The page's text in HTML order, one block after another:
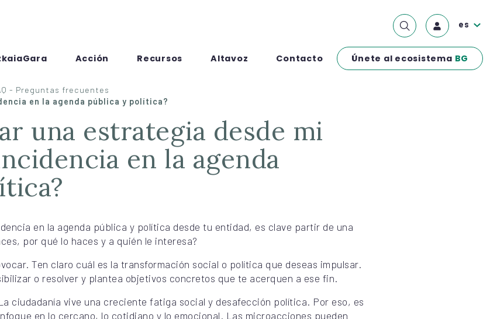
Acción Recursos Altavoz Contacto Únete al ecosistema BG
es
- Preguntas frecuentes
en la agenda pública y política?
en la agenda
en la agenda pública y política desde tu entidad, es clave partir de una
por qué lo haces y a quién le interesa?
Ten claro cuál es la transformación social o política que deseas impulsar.
o resolver y plantea objetivos concretos que te acerquen a ese fin.
ciudadanía vive una creciente fatiga social y desafección política. Por eso, es
en lo cercano, lo cotidiano y lo emocional. Las microacciones pueden